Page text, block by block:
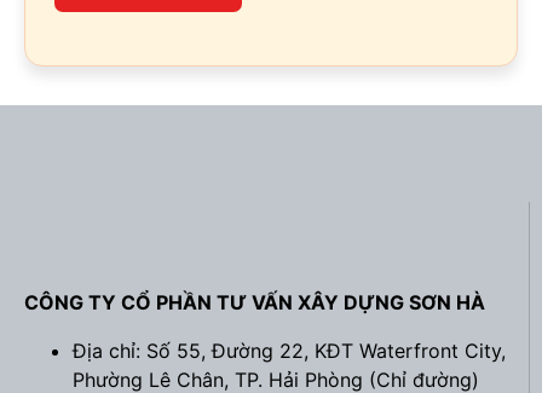
CÔNG TY CỔ PHẦN TƯ VẤN XÂY DỰNG SƠN HÀ
Địa chỉ: Số 55, Đường 22, KĐT Waterfront City,
Phường Lê Chân, TP. Hải Phòng (Chỉ đường)